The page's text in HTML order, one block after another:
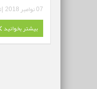
07 نوامبر 2018
بیشتر بخوانید